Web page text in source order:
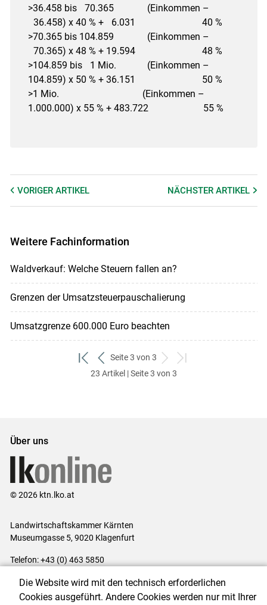
>36.458 bis 70.365 (Einkommen –
36.458) x 40 % + 6.031 40 %
>70.365 bis 104.859 (Einkommen –
70.365) x 48 % + 19.594 48 %
>104.859 bis 1 Mio. (Einkommen –
104.859) x 50 % + 36.151 50 %
>1 Mio. (Einkommen –
1.000.000) x 55 % + 483.722 55 %
VORIGER ARTIKEL NÄCHSTERARTIKEL
Weitere Fachinformation
Waldverkauf: Welche Steuern fallen an?
Grenzen der Umsatzsteuerpauschalierung
Umsatzgrenze 600.000 Euro beachten
zum
ersten
zurück
zum
Seite 3 von 3
weiter
zum
zum
23 Artikel | Seite 3 von 3
Über uns
© 2026 ktn.lko.at
Landwirtschaftskammer Kärnten
Museumgasse 5, 9020 Klagenfurt
Telefon: +43 (0) 463 5850
Impressum|Kontakt|Datenschutzerklärung|Barrierefreiheit|
Die Website wird mit den technisch erforderlichen
Cookies ausgeführt. Andere Cookies werden nur mit Ihrer